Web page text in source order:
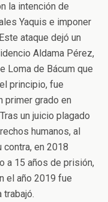
la intención de
Yaquis e imponer
ataque dejó un
Aldama Pérez,
Loma de Bácum que
principio, fue
primer grado en
un juicio plagado
humanos, al
en 2018
a 15 años de prisión,
el año 2019 fue
trabajó.